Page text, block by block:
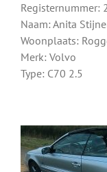
Registernummer:
Naam: Anita
Woonplaats:
Merk: Volvo
Type: C70 2.5